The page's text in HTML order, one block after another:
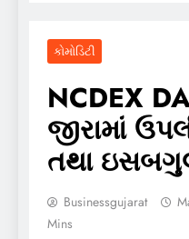
કોમોડિટી
NCDEX
જીરામાં
તથા
Businessgujarat
Mins